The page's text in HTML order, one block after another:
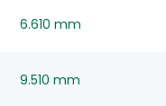
6.610 mm
9.510 mm